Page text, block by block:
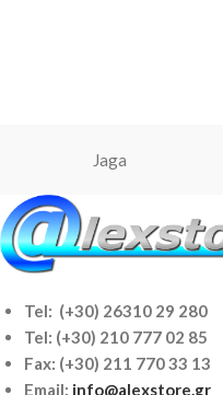
Jaga
Tel: (+30) 26310 29 280
Tel: (+30) 210 777 02 85
Fax: (+30) 211 770 33 13
Email: info@alexstore.gr